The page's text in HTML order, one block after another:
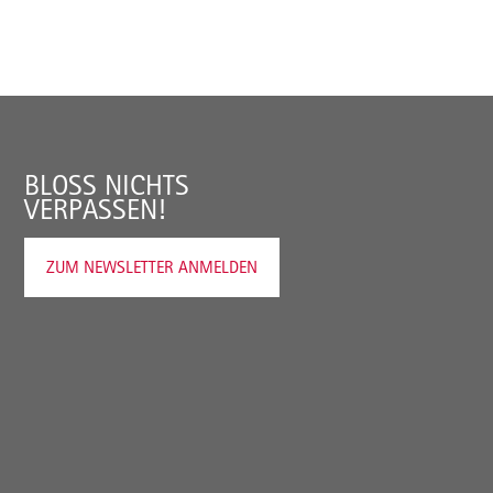
BLOSS NICHTS V
ERPASSEN!
ZUM NEWSLETTER ANMELDEN